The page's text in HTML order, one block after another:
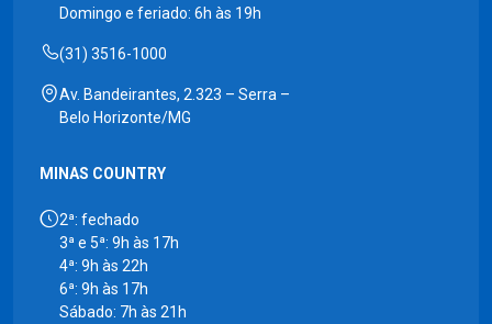
Domingo e feriado: 6h às 19h
(31) 3516-1000
Av. Bandeirantes, 2.323 – Serra –
Belo Horizonte/MG
MINAS COUNTRY
2ª: fechado
3ª e 5ª: 9h às 17h
4ª: 9h às 22h
6ª: 9h às 17h
Sábado: 7h às 21h